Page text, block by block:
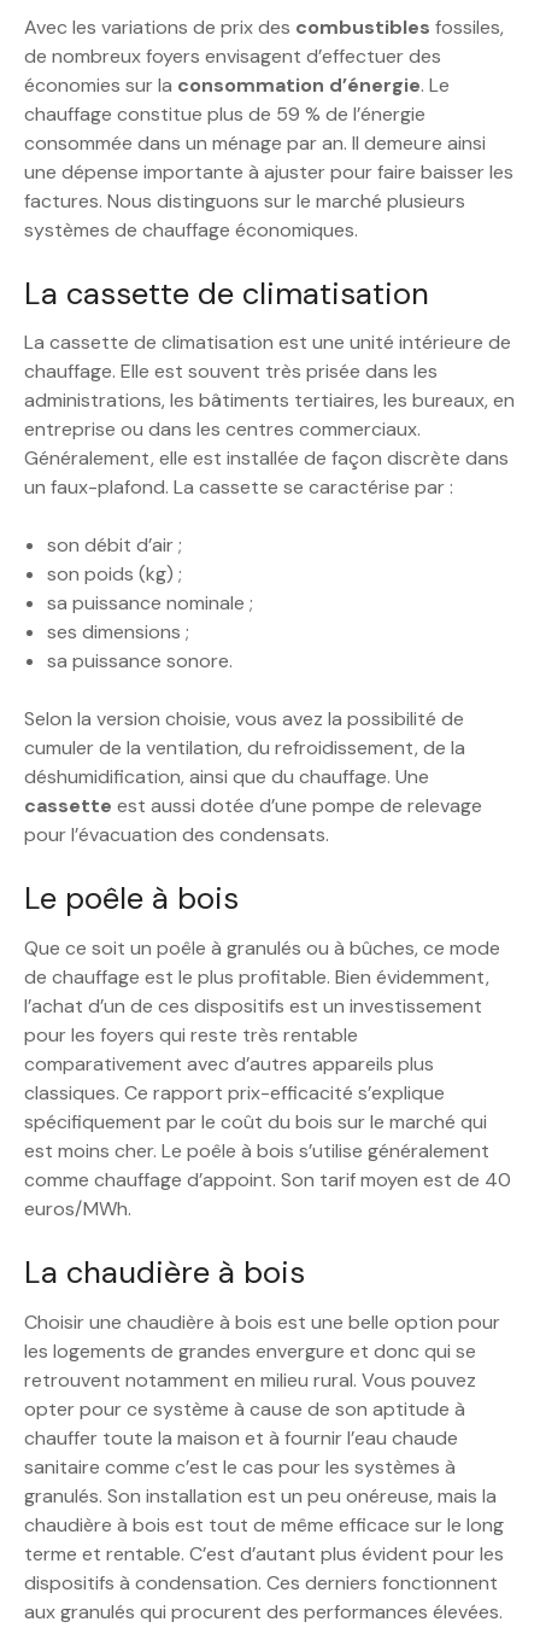
Avec les variations de prix des combustibles fossiles,
de nombreux foyers envisagent d’effectuer des
économies sur la consommation d’énergie. Le
chauffage constitue plus de 59 % de l’énergie
consommée dans un ménage par an. Il demeure ainsi
une dépense importante à ajuster pour faire baisser les
factures. Nous distinguons sur le marché plusieurs
systèmes de chauffage économiques.
La cassette de climatisation
La cassette de climatisation est une unité intérieure de
chauffage. Elle est souvent très prisée dans les
administrations, les bâtiments tertiaires, les bureaux, en
entreprise ou dans les centres commerciaux.
Généralement, elle est installée de façon discrète dans
un faux-plafond. La cassette se caractérise par :
son débit d’air ;
son poids (kg) ;
sa puissance nominale ;
ses dimensions ;
sa puissance sonore.
Selon la version choisie, vous avez la possibilité de
cumuler de la ventilation, du refroidissement, de la
déshumidification, ainsi que du chauffage. Une
cassette est aussi dotée d’une pompe de relevage
pour l’évacuation des condensats.
Le poêle à bois
Que ce soit un poêle à granulés ou à bûches, ce mode
de chauffage est le plus profitable. Bien évidemment,
l’achat d’un de ces dispositifs est un investissement
pour les foyers qui reste très rentable
comparativement avec d’autres appareils plus
classiques. Ce rapport prix-efficacité s’explique
spécifiquement par le coût du bois sur le marché qui
est moins cher. Le poêle à bois s’utilise généralement
comme chauffage d’appoint. Son tarif moyen est de 40
euros/MWh.
La chaudière à bois
Choisir une chaudière à bois est une belle option pour
les logements de grandes envergure et donc qui se
retrouvent notamment en milieu rural. Vous pouvez
opter pour ce système à cause de son aptitude à
chauffer toute la maison et à fournir l’eau chaude
sanitaire comme c’est le cas pour les systèmes à
granulés. Son installation est un peu onéreuse, mais la
chaudière à bois est tout de même efficace sur le long
terme et rentable. C’est d’autant plus évident pour les
dispositifs à condensation. Ces derniers fonctionnent
aux granulés qui procurent des performances élevées.